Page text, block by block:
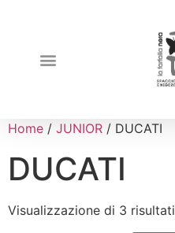
Home / JUNIOR / DUCATI
DUCATI
Visualizzazione di 3 risultati